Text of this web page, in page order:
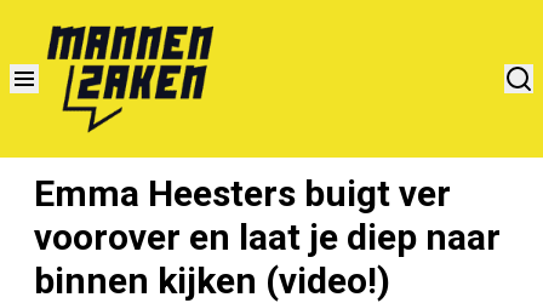
Emma Heesters buigt ver
voorover en laat je diep naar
binnen kijken (video!)